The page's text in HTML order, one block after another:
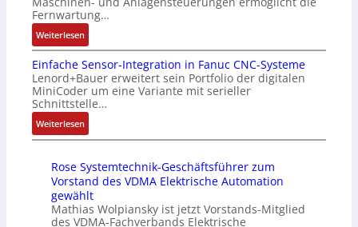
f
ü
r
i
e
A
n
w
n
d
u
n
g
u
f
d
n
R
a
p
e
r
r
y
n
g
b
e
s
t
ä
t
i
t
R
e
i
f
l
e
m
e
n
t
e
m
i
S
p
e
z
i
e
i
n
g
a
n
g
i
m
M
s
c
h
i
k
t
s
t
a
r
t
f
ü
r
u
l
t
i
Fernwartung…
Weiterlesen:
D
r
a
h
t
l
o
e
I
n
t
Einfache Sensor-Integration in Fanuc CNC-Systeme
Lenord+Bauer erweitert sein Portfolio der digitalen
MiniCoder um eine Variante mit serieller
Schnittstelle…
Weiterlesen:
E
n
f
a
c
Rose Systemtechnik-Geschäftsführer zum
Vorstand des VDMA Elektrische Automation
gewählt
Mathias Wolpiansky ist jetzt Vorstands-Mitglied
des VDMA-Fachverbands Elektrische